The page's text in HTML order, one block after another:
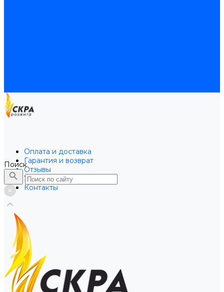
Оплата и доставка
Гарантия и возврат
Отзывы
Услуги
Контакты
Поиск